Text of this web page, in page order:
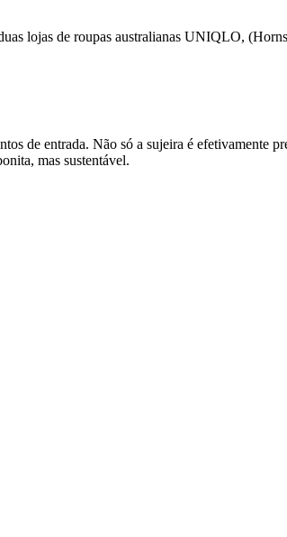
lojas de roupas australianas UNIQLO,
de entrada. Não só a sujeira é efetivamente
mas sustentável.